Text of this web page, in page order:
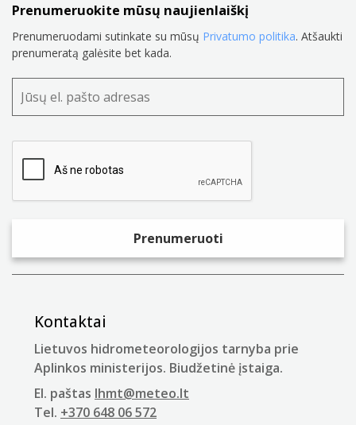
Prenumeruokite mūsų naujienlaiškį
Prenumeruodami sutinkate su mūsų Privatumo politika. Atšaukti
prenumeratą galėsite bet kada.
Kontaktai
Lietuvos hidrometeorologijos tarnyba prie
Aplinkos ministerijos. Biudžetinė įstaiga.
El. paštas lhmt@meteo.lt
Tel. +370 648 06 572